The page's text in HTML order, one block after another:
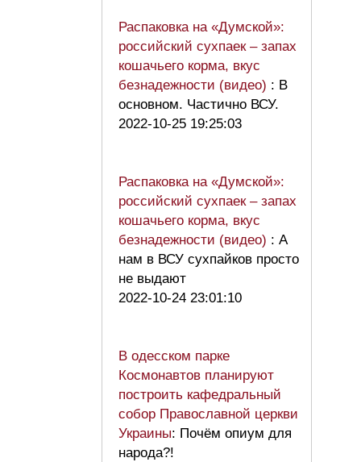
Распаковка на «Думской»:
российский сухпаек – запах
кошачьего корма, вкус
безнадежности (видео) : В
основном. Частично ВСУ.
2022-10-25 19:25:03
Распаковка на «Думской»:
российский сухпаек – запах
кошачьего корма, вкус
безнадежности (видео) : А
нам в ВСУ сухпайков просто
не выдают
2022-10-24 23:01:10
В одесском парке
Космонавтов планируют
построить кафедральный
собор Православной церкви
Украины: Почём опиум для
народа?!